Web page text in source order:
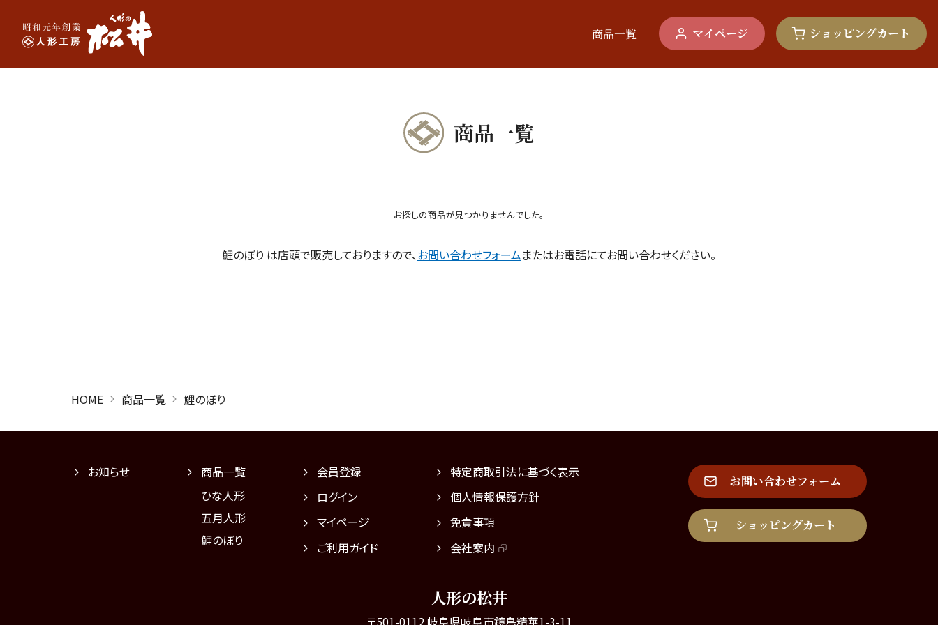
商品一覧 マイページ ショッピングカート
HOME 商品一覧 鯉のぼり
商品一覧
お探しの商品が見つかりませんでした。
鯉のぼり は店頭で販売しておりますので、お問い合わせフォームまたはお電話にてお問い合わせください。
お知らせ
商品一覧
ひな人形
五月人形
鯉のぼり
会員登録
ログイン
マイページ
ご利用ガイド
特定商取引法に基づく表示
個人情報保護方針
免責事項
会社案内
お問い合わせフォーム
ショッピングカート
人形の松井